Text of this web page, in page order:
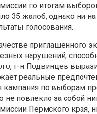
по итогам
35 жалоб, однако ни
голосования.
приглашенного
нарушений,
г-н Подвинцев
реальные
кампания по выборам
не повлекло за собой
Пермского края,